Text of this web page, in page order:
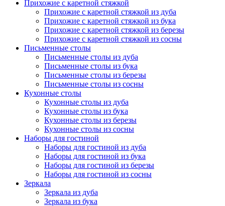
Прихожие с каретной стяжкой
Прихожие с каретной стяжкой из дуба
Прихожие с каретной стяжкой из бука
Прихожие с каретной стяжкой из березы
Прихожие с каретной стяжкой из сосны
Письменные столы
Письменные столы из дуба
Письменные столы из бука
Письменные столы из березы
Письменные столы из сосны
Кухонные столы
Кухонные столы из дуба
Кухонные столы из бука
Кухонные столы из березы
Кухонные столы из сосны
Наборы для гостиной
Наборы для гостиной из дуба
Наборы для гостиной из бука
Наборы для гостиной из березы
Наборы для гостиной из сосны
Зеркала
Зеркала из дуба
Зеркала из бука